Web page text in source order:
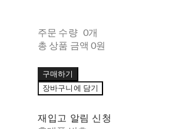
주문 수량 0개
총 상품 금액 0원
구매하기
장바구니에 담기
재입고 알림 신청